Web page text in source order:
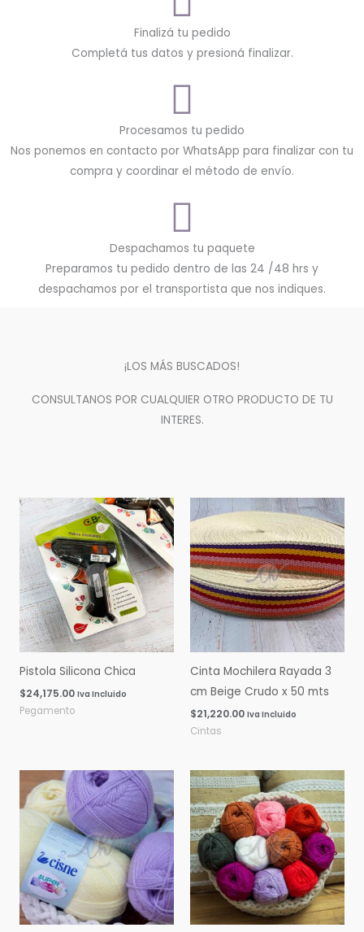
Finalizá tu pedido
Completá tus datos y presioná finalizar.
Procesamos tu pedido
Nos ponemos en contacto por WhatsApp para finalizar con tu
compra y coordinar el método de envío.
Despachamos tu paquete
Preparamos tu pedido dentro de las 24 /48 hrs y
despachamos por el transportista que nos indiques.
¡LOS MÁS BUSCADOS!
CONSULTANOS POR CUALQUIER OTRO PRODUCTO DE TU
INTERES.
Pistola Silicona Chica
$24,175.00 Iva Incluido
Pegamento
Cinta Mochilera Rayada 3
cm Beige Crudo x 50 mts
$21,220.00 Iva Incluido
Cintas
Rango
de
precios:
desde
$0.00
hasta
$16,060.00
Rango
de
precios:
desde
$0.00
hasta
$14,600.00